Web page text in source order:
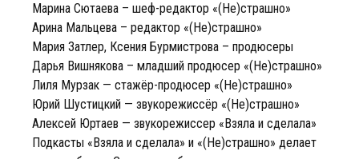
Марина Сютаева – шеф-редактор «(Не)страшно»
Арина Мальцева – редактор «(Не)страшно»
Мария Затлер, Ксения Бурмистрова – продюсеры
Дарья Вишнякова – младший продюсер «(Не)страшно»
Лиля Мурзак — стажёр-продюсер «(Не)страшно»
Юрий Шустицкий — звукорежиссёр «(Не)страшно»
Алексей Юртаев — звукорежиссер «Взяла и сделала»
Подкасты «Взяла и сделала» и «(Не)страшно» делает